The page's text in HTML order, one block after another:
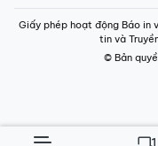
Giấy phép hoạt động Báo in
tin và
© Bản